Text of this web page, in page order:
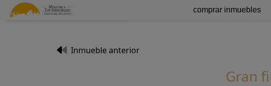
comprar inmuebles
Inmueble anterior
Gran